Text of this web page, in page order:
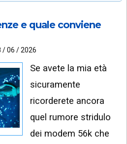
e quale conviene
/ 06 / 2026
Se avete la mia età
sicuramente
ricorderete ancora
quel rumore stridulo
dei modem 56k che